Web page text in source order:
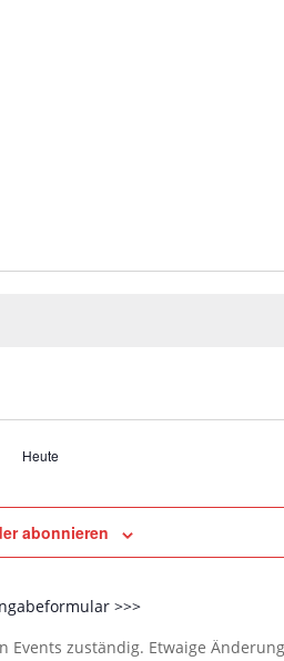
Heute
abonnieren
>>>
zuständig. Etwaige